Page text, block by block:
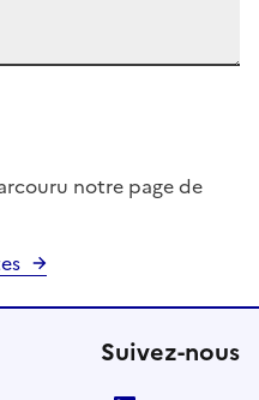
notre page de
Suivez-nous